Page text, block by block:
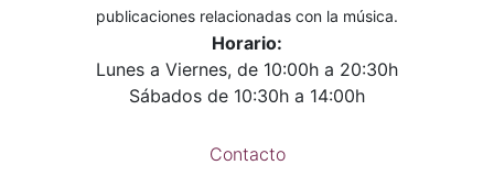
publicaciones relacionadas con la música.
Horario:
Lunes a Viernes, de 10:00h a 20:30h
Sábados de 10:30h a 14:00h
Contacto